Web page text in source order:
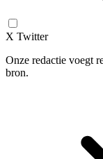
X Twitter
Onze redactie voegt
bron.